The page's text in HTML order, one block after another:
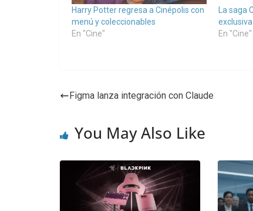
Harry Potter regresa a Cinépolis con
menú y coleccionables
En "Cine"
La saga
exclusiva
En "Cine"
Figma lanza integración con Claude
You May Also Like